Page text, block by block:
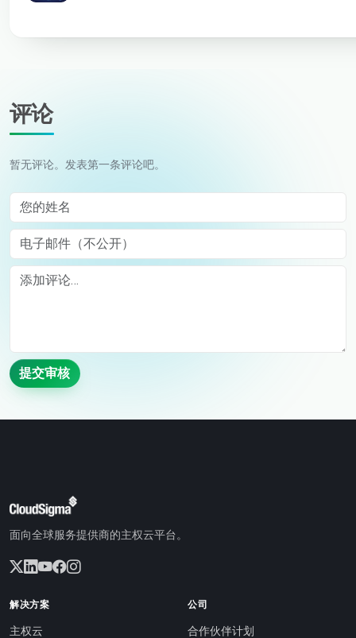
评论
暂无评论。发表第一条评论吧。
您的姓名
电子邮件（不公开）
Comment
提交审核
面向全球服务提供商的主权云平台。
解决方案
主权云
公司
合作伙伴计划